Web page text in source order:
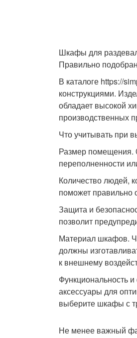
Шкафы для
Правильно
В каталоге https://
конструкциями.
обладает высокой
производственных
Что учитывать при
Размер помещения.
переполненности
Количество людей,
поможет правильно
Защита и
позволит
Материал шкафов.
должны
к внешнему
Функциональность
аксессуары для
выберите шкафы с
Не менее важный